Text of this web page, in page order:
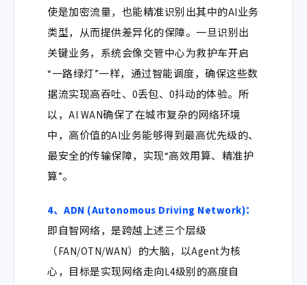
使是加密流量，也能精准识别出其中的AI业务
类型，从而提供差异化的保障。一旦识别出
关键业务，系统会像交管中心为救护车开启
“一路绿灯”一样，通过智能调度，确保这些数
据流实现高吞吐、0丢包、0抖动的体验。所
以，AI WAN确保了在城市复杂的网络环境
中，高价值的AI业务能够得到最高优先级的、
最安全的传输保障，实现“高效用算、精准护
算”。
4、ADN (Autonomous Driving Network)：
即自智网络，是跨越上述三个层级
（FAN/OTN/WAN）的大脑，以Agent为核
心，目标是实现网络走向L4级别的高度自